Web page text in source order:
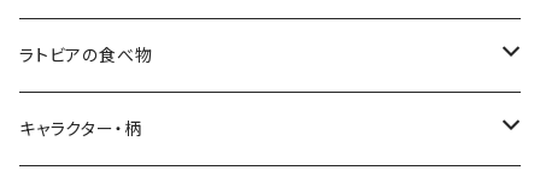
BALTU ROTAS
ピアス
ラトビアのミトンピアス／イヤリング
白樺ティーマット
キッチン雑貨
ラトビアの食べ物
手摘みハーブティー
キャラクター・柄